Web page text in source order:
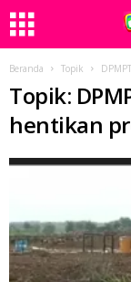
Beranda Topik
Topik:
hentikan